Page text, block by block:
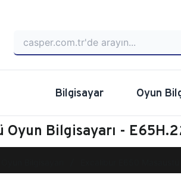
Bilgisayar Oyun
Bilgisayarı -